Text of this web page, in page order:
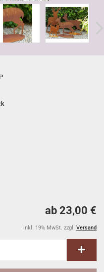
ab 23,00 €
inkl. 19% MwSt. zzgl. Versand